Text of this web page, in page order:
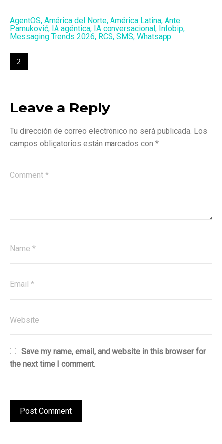
AgentOS, América del Norte, América Latina, Ante
Pamuković, IA agéntica, IA conversacional , Infobip,
Messaging Trends 2026, RCS, SMS, Whatsapp
Leave a Reply
Tu dirección de correo electrónico no será publicada. Los
campos obligatorios están marcados con *
Save my name, email, and website in this browser for
the next time I comment.